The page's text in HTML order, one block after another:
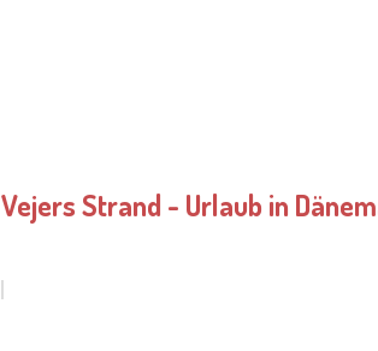
Vejers Strand - Urlaub in